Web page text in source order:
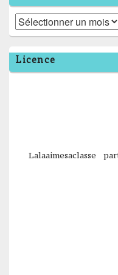
Archives
Licence
Lalaaimesaclasse